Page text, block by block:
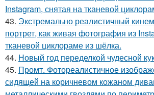
Instagram, снятая на тканевой
43. Экстремально реалистичный
портрет, как живая фотография из
тканевой циклораме из шёлка.
44. Новый год переделкой чудесной
45. Промт. Фотореалистичное
сидящей на коричневом кожаном